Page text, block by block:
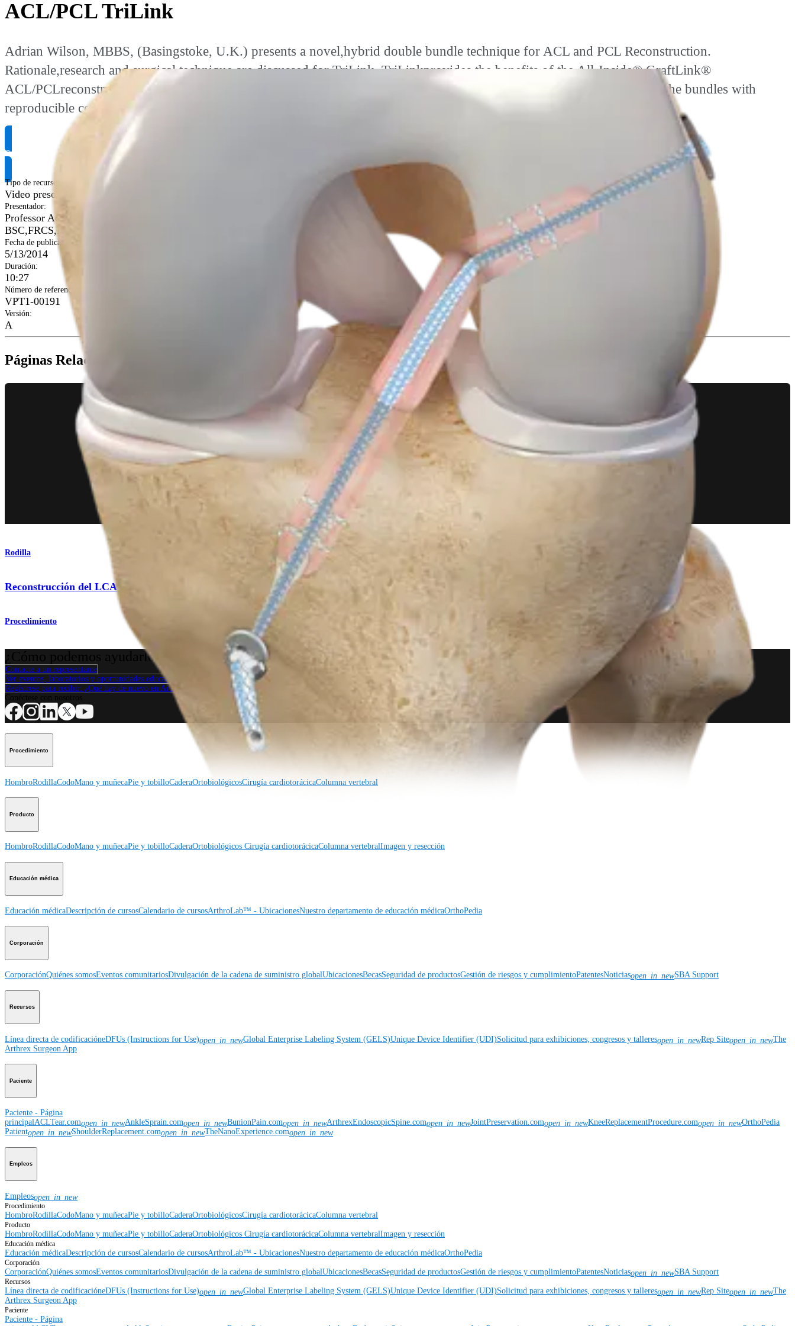
ACL/PCL TriLink
Adrian Wilson, MBBS, (Basingstoke, U.K.) presents a novel,hybrid double bundle technique for ACL and PCL Reconstruction.
Rationale,research and surgical technique are discussed for TriLink. TriLinkprovides the benefits of the All-Inside® GraftLink®
ACL/PCLreconstruction with a double bundle femoral graft. ACL TightRope® fixationallows differential tensioning of the bundles with
reproducible corticalfixation.
Solicitar información del producto
Tipo de recurso
Video presentaciones
Presentador:
Professor Adrian Wilson,
BSC,FRCS,MBBS
Fecha de publicación
5/13/2014
Duración:
10:27
Número de referencia
VPT1-00191
Versión:
A
Páginas Relacionadas
Rodilla
Reconstrucción del LCA con autoinjerto de isquiotibiales
Procedimiento
¿Cómo podemos ayudarlo?
Contacte a un representante
Ver eventos, laboratorios y oportunidades educativas
Regístrese para recibir: ¿Qué hay de nuevo en Arthrex?
Procedimiento
HombroRodillaCodoMano y muñecaPie y tobilloCaderaOrtobiológicosCirugía cardiotorácicaColumna vertebral
Producto
HombroRodillaCodoMano y muñecaPie y tobilloCaderaOrtobiológicos Cirugía cardiotorácicaColumna vertebralImagen y resección
Educación médica
Educación médicaDescripción de cursosCalendario de cursosArthroLab™ - UbicacionesNuestro departamento de educación médicaOrthoPedia
Corporación
CorporaciónQuiénes somosEventos comunitariosDivulgación de la cadena de suministro globalUbicacionesBecasSeguridad de productosGestión de riesgos y cumplimientoPatentesNoticiasopen_in_newSBA Support
Recursos
Línea directa de codificacióneDFUs (Instructions for Use)open_in_newGlobal Enterprise Labeling System (GELS)Unique Device Identifier (UDI)Solicitud para exhibiciones, congresos y talleresopen_in_newRep Siteopen_in_newThe
Arthrex Surgeon App
Paciente
Paciente - Página
principalACLTear.comopen_in_newAnkleSprain.comopen_in_newBunionPain.comopen_in_newArthrexEndoscopicSpine.comopen_in_newJointPreservation.comopen_in_newKneeReplacementProcedure.comopen_in_newOrthoPedia
Patientopen_in_newShoulderReplacement.comopen_in_newTheNanoExperience.comopen_in_new
Empleos
Empleosopen_in_new
Procedimiento
HombroRodillaCodoMano y muñecaPie y tobilloCaderaOrtobiológicosCirugía cardiotorácicaColumna vertebral
Producto
HombroRodillaCodoMano y muñecaPie y tobilloCaderaOrtobiológicos Cirugía cardiotorácicaColumna vertebralImagen y resección
Educación médica
Educación médicaDescripción de cursosCalendario de cursosArthroLab™ - UbicacionesNuestro departamento de educación médicaOrthoPedia
Corporación
CorporaciónQuiénes somosEventos comunitariosDivulgación de la cadena de suministro globalUbicacionesBecasSeguridad de productosGestión de riesgos y cumplimientoPatentesNoticiasopen_in_newSBA Support
Recursos
Línea directa de codificacióneDFUs (Instructions for Use)open_in_newGlobal Enterprise Labeling System (GELS)Unique Device Identifier (UDI)Solicitud para exhibiciones, congresos y talleresopen_in_newRep Siteopen_in_newThe
Arthrex Surgeon App
Paciente
Paciente - Página